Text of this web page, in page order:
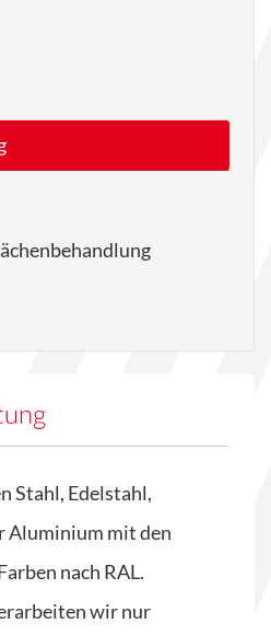
Stahl, Edelstahl,
Aluminium mit den
nach RAL.
wir nur